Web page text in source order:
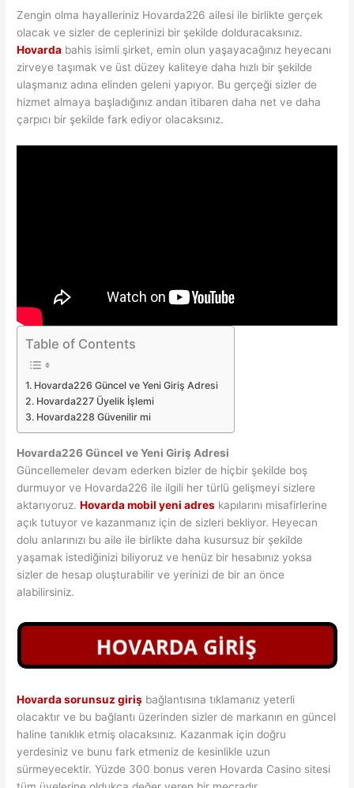
Zengin olma hayalleriniz Hovarda226 ailesi ile birlikte gerçek
olacak ve sizler de ceplerinizi bir şekilde dolduracaksınız.
Hovarda bahis isimli şirket, emin olun yaşayacağınız heyecanı
zirveye taşımak ve üst düzey kaliteye daha hızlı bir şekilde
ulaşmanız adına elinden geleni yapıyor. Bu gerçeği sizler de
hizmet almaya başladığınız andan itibaren daha net ve daha
çarpıcı bir şekilde fark ediyor olacaksınız.
Table of Contents
Hovarda226 Güncel ve Yeni Giriş Adresi
Hovarda227 Üyelik İşlemi
Hovarda228 Güvenilir mi
Hovarda226 Güncel ve Yeni Giriş Adresi
Güncellemeler devam ederken bizler de hiçbir şekilde boş
durmuyor ve Hovarda226 ile ilgili her türlü gelişmeyi sizlere
aktarıyoruz.Hovarda mobil yeni adres kapılarını misafirlerine
açık tutuyor ve kazanmanız için de sizleri bekliyor. Heyecan
dolu anlarınızı bu aile ile birlikte daha kusursuz bir şekilde
yaşamak istediğinizi biliyoruz ve henüz bir hesabınız yoksa
sizler de hesap oluşturabilir ve yerinizi de bir an önce
alabilirsiniz.
Hovarda sorunsuz giriş bağlantısına tıklamanız yeterli
olacaktır ve bu bağlantı üzerinden sizler de markanın en güncel
haline tanıklık etmiş olacaksınız. Kazanmak için doğru
yerdesiniz ve bunu fark etmeniz de kesinlikle uzun
sürmeyecektir. Yüzde 300 bonus veren Hovarda Casino sitesi